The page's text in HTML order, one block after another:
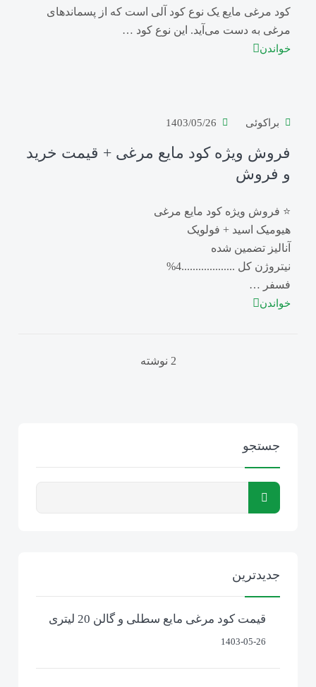
کود مرغی مایع یک نوع کود آلی است که از پسماندهای
مرغی به دست می‌آید. این نوع کود …
خواندن
براکوئی 1403/05/26
فروش ویژه کود مایع مرغی + قیمت خرید
و فروش
⭐️ فروش ویژه کود مایع مرغی
هیومیک اسید + فولویک
آنالیز تضمین شده
نیتروژن کل ...................4%
فسفر …
خواندن
2 نوشته
جستجو
جدیدترین
قیمت کود مرغی مایع سطلی و گالن 20 لیتری
1403-05-26